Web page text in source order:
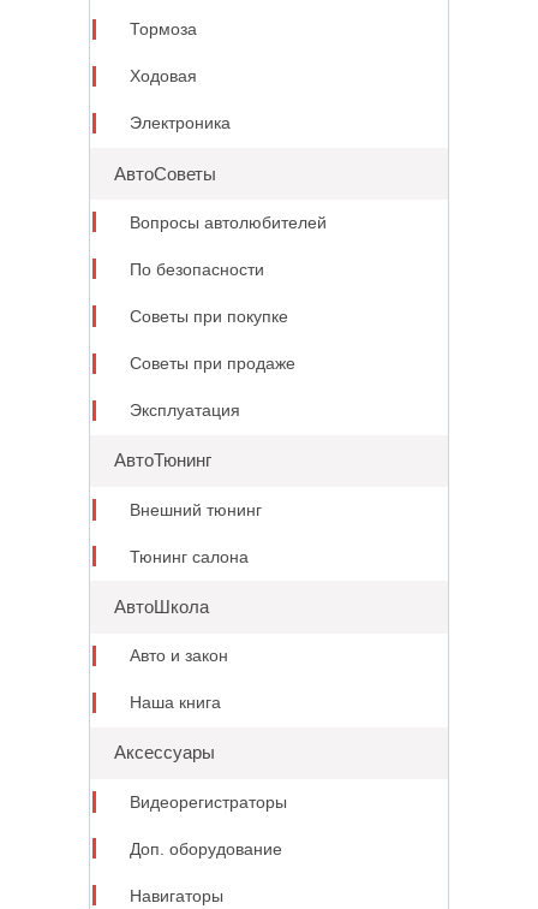
Тормоза
Ходовая
Электроника
АвтоСоветы
Вопросы автолюбителей
По безопасности
Советы при покупке
Советы при продаже
Эксплуатация
АвтоТюнинг
Внешний тюнинг
Тюнинг салона
АвтоШкола
Авто и закон
Наша книга
Аксессуары
Видеорегистраторы
Доп. оборудование
Навигаторы